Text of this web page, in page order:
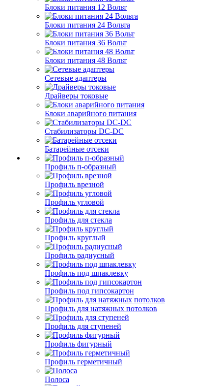
Блоки питания 12 Вольт
Блоки питания 24 Вольта
Блоки питания 36 Вольт
Блоки питания 48 Вольт
Сетевые адаптеры
Драйверы токовые
Блоки аварийного питания
Стабилизаторы DC-DC
Батарейные отсеки
Профиль п-образный
Профиль врезной
Профиль угловой
Профиль для стекла
Профиль круглый
Профиль радиусный
Профиль под шпаклевку
Профиль под гипсокартон
Профиль для натяжных потолков
Профиль для ступеней
Профиль фигурный
Профиль герметичный
Полоса